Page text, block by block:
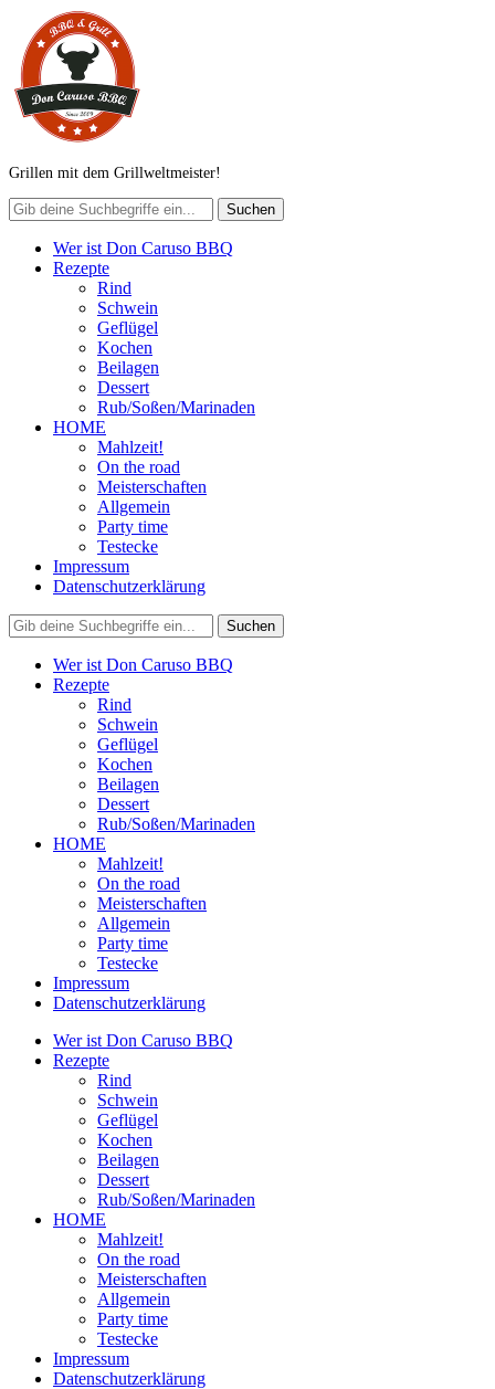
Grillen mit dem Grillweltmeister!
Wer ist Don Caruso BBQ
Rezepte
Rind
Schwein
Geflügel
Kochen
Beilagen
Dessert
Rub/Soßen/Marinaden
HOME
Mahlzeit!
On the road
Meisterschaften
Allgemein
Party time
Testecke
Impressum
Datenschutzerklärung
Wer ist Don Caruso BBQ
Rezepte
Rind
Schwein
Geflügel
Kochen
Beilagen
Dessert
Rub/Soßen/Marinaden
HOME
Mahlzeit!
On the road
Meisterschaften
Allgemein
Party time
Testecke
Impressum
Datenschutzerklärung
Wer ist Don Caruso BBQ
Rezepte
Rind
Schwein
Geflügel
Kochen
Beilagen
Dessert
Rub/Soßen/Marinaden
HOME
Mahlzeit!
On the road
Meisterschaften
Allgemein
Party time
Testecke
Impressum
Datenschutzerklärung